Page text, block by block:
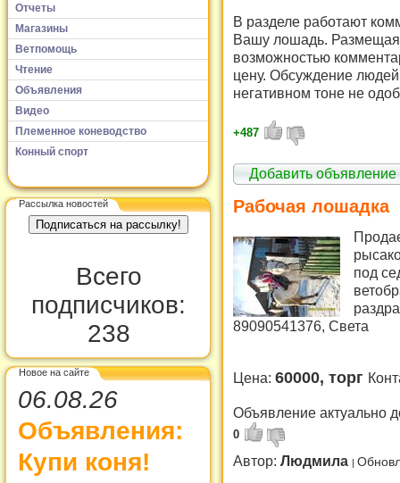
Отчеты
Магазины
Ветпомощь
Чтение
Объявления
Видео
Племенное коневодство
Конный спорт
Рассылка новостей
Всего
подписчиков:
238
Новое на сайте
06.08.26
Объявления:
Купи коня!
В разделе работают
Вашу лошадь. Размещая
возможностью
цену. Обсуждение
негативном тоне не
+487
Добавить объявление
Рабочая лошадка
под
89090541376, Света
Цена: 60000, торг
Объявление актуально
0
Автор: Людмила